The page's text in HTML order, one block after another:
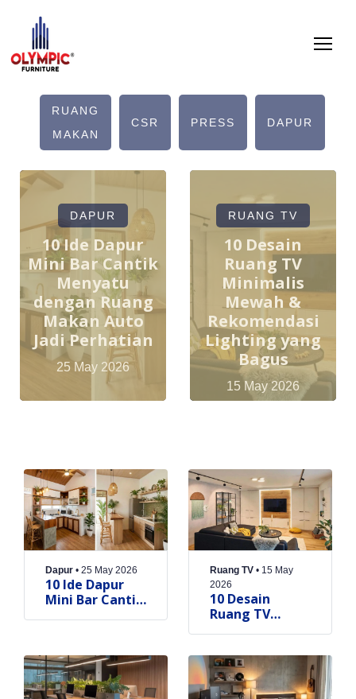
RUANG
MAKAN
CSR PRESS DAPUR
DAPUR
10 Ide Dapur
Mini Bar Cantik
Menyatu
dengan Ruang
Makan Auto
Jadi Perhatian
25 May 2026
RUANG TV
10 Desain
Ruang TV
Minimalis
Mewah &
Rekomendasi
Lighting yang
Bagus
15 May 2026
Dapur • 25 May 2026
10 Ide Dapur
Mini Bar Cantik
Jadi Perhatian
Ruang TV • 15 May
2026
10 Desain
Ruang TV
Rekomendasi
Lighting yang
Bagus